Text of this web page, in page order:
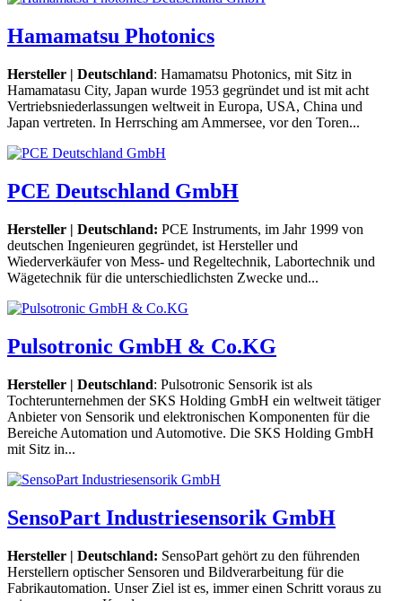
Hamamatsu Photonics
Hersteller | Deutschland: Hamamatsu Photonics, mit Sitz in
Hamamatasu City, Japan wurde 1953 gegründet und ist mit acht
Vertriebsniederlassungen weltweit in Europa, USA, China und
Japan vertreten. In Herrsching am Ammersee, vor den Toren...
PCE Deutschland GmbH
Hersteller | Deutschland: PCE Instruments, im Jahr 1999 von
deutschen Ingenieuren gegründet, ist Hersteller und
Wiederverkäufer von Mess- und Regeltechnik, Labortechnik und
Wägetechnik für die unterschiedlichsten Zwecke und...
Pulsotronic GmbH & Co.KG
Hersteller | Deutschland: Pulsotronic Sensorik ist als
Tochterunternehmen der SKS Holding GmbH ein weltweit tätiger
Anbieter von Sensorik und elektronischen Komponenten für die
Bereiche Automation und Automotive. Die SKS Holding GmbH
mit Sitz in...
SensoPart Industriesensorik GmbH
Hersteller | Deutschland: SensoPart gehört zu den führenden
Herstellern optischer Sensoren und Bildverarbeitung für die
Fabrikautomation. Unser Ziel ist es, immer einen Schritt voraus zu